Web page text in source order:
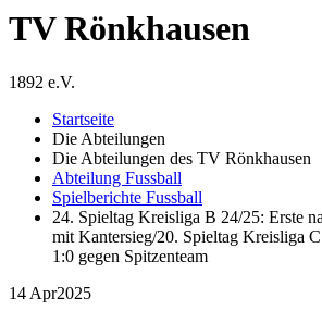
TV Rönkhausen
1892 e.V.
Startseite
Die Abteilungen
Die Abteilungen des TV Rönkhausen
Abteilung Fussball
Spielberichte Fussball
24. Spieltag Kreisliga B 24/25: Erste
mit Kantersieg/20. Spieltag Kreisliga
1:0 gegen Spitzenteam
14 Apr2025